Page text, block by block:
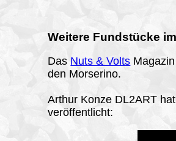
Weitere Fundstücke
Das Nuts & Volts
den Morserino.
Arthur Konze DL2ART
veröffentlicht: